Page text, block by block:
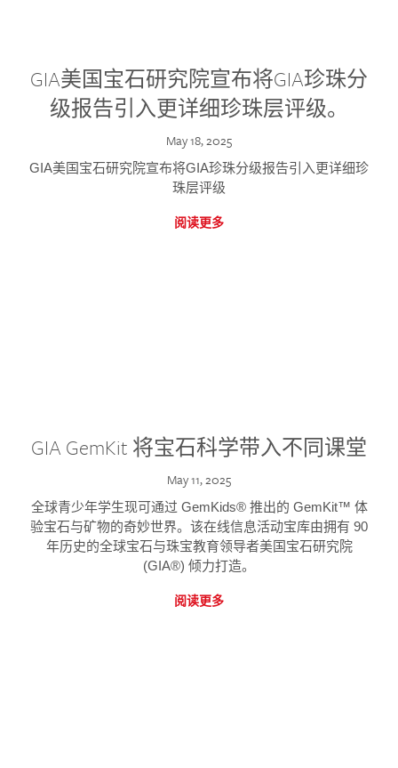
GIA美国宝石研究院宣布将GIA珍珠分
级报告引入更详细珍珠层评级。
May 18, 2025
GIA美国宝石研究院宣布将GIA珍珠分级报告引入更详细珍
珠层评级
阅读更多
GIA GemKit 将宝石科学带入不同课堂
May 11, 2025
全球青少年学生现可通过 GemKids® 推出的 GemKit™ 体
验宝石与矿物的奇妙世界。该在线信息活动宝库由拥有 90
年历史的全球宝石与珠宝教育领导者美国宝石研究院
(GIA®) 倾力打造。
阅读更多